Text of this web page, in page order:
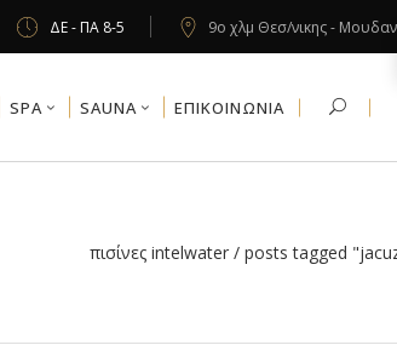
ΔΕ - ΠΑ 8-5 9ο χλμ Θεσ/νικης -
SPA SAUNA ΕΠΙΚΟΙΝΩΝΙΑ
πισίνες intelwater / posts tagged